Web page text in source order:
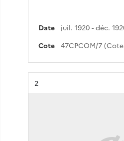
Date
juil. 1920 - déc.
Cote
47CPCOM/7
Résultat n°
2